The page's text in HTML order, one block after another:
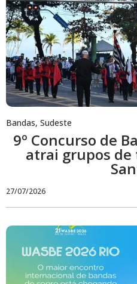
Bandas, Sudeste
9º Concurso de
atrai grupos de
27/07/2026